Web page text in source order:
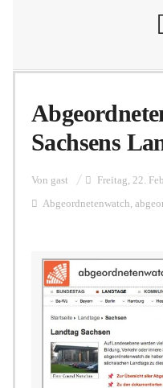
Sachsens
Von gast Freitag, 22.
Abgeordnetenwatch,